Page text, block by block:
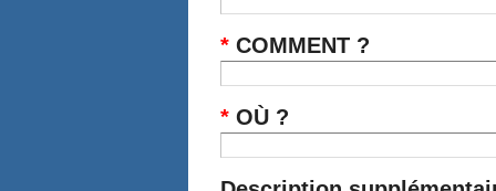
* COMMENT ?
* OÙ ?